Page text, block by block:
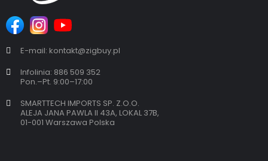
E-mail: kontakt@zigbuy.pl
Infolinia: 886 509 352
Pon.–Pt. 9:00–17:00
SMARTTECH IMPORTS SP. Z.O.O.
ALEJA JANA PAWLA II 43A, LOKAL 37B,
01-001 Warszawa Polska